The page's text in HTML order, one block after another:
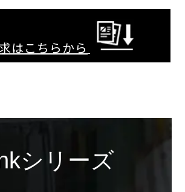
はこちらから
シリーズ